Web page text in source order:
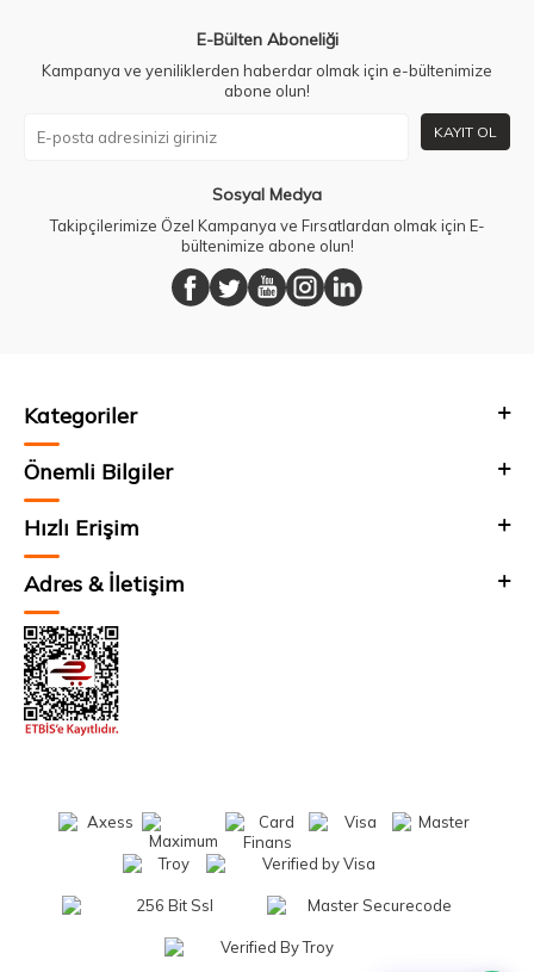
E-Bülten Aboneliği
Kampanya ve yeniliklerden haberdar olmak için e-bültenimize
abone olun!
KAYIT OL
Sosyal Medya
Takipçilerimize Özel Kampanya ve Fırsatlardan olmak için E-
bültenimize abone olun!
Kategoriler
Önemli Bilgiler
Hızlı Erişim
Adres & İletişim